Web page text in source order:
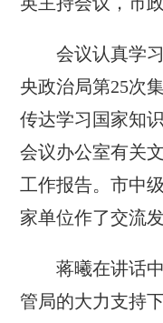
会议认真学习
央政治局第25次
传达学习国家知
会议办公室有关
工作报告。市中
家单位作了交流发
蒋曦在讲话中
管局的大力支持